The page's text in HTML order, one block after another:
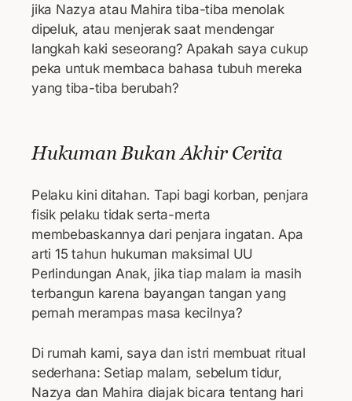
jika Nazya atau Mahira tiba-tiba menolak
dipeluk, atau menjerak saat mendengar
langkah kaki seseorang? Apakah saya cukup
peka untuk membaca bahasa tubuh mereka
yang tiba-tiba berubah?
Hukuman Bukan Akhir Cerita
Pelaku kini ditahan. Tapi bagi korban, penjara
fisik pelaku tidak serta-merta
membebaskannya dari penjara ingatan. Apa
arti 15 tahun hukuman maksimal UU
Perlindungan Anak, jika tiap malam ia masih
terbangun karena bayangan tangan yang
pernah merampas masa kecilnya?
Di rumah kami, saya dan istri membuat ritual
sederhana: Setiap malam, sebelum tidur,
Nazya dan Mahira diajak bicara tentang hari